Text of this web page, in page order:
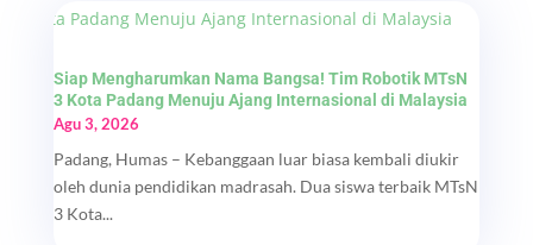
Siap Mengharumkan Nama Bangsa! Tim Robotik MTsN
3 Kota Padang Menuju Ajang Internasional di Malaysia
Agu 3, 2026
Padang, Humas – Kebanggaan luar biasa kembali diukir
oleh dunia pendidikan madrasah. Dua siswa terbaik MTsN
3 Kota...